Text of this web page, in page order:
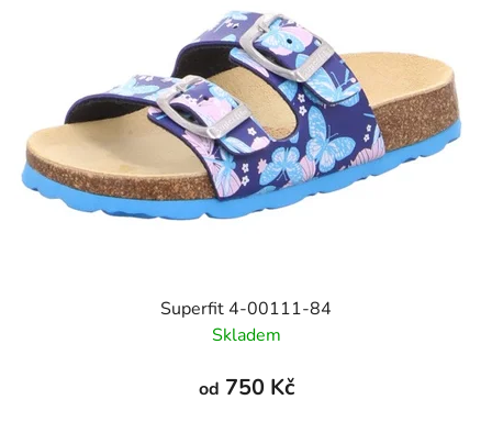
Superfit 4-00111-84
Skladem
od 750 Kč